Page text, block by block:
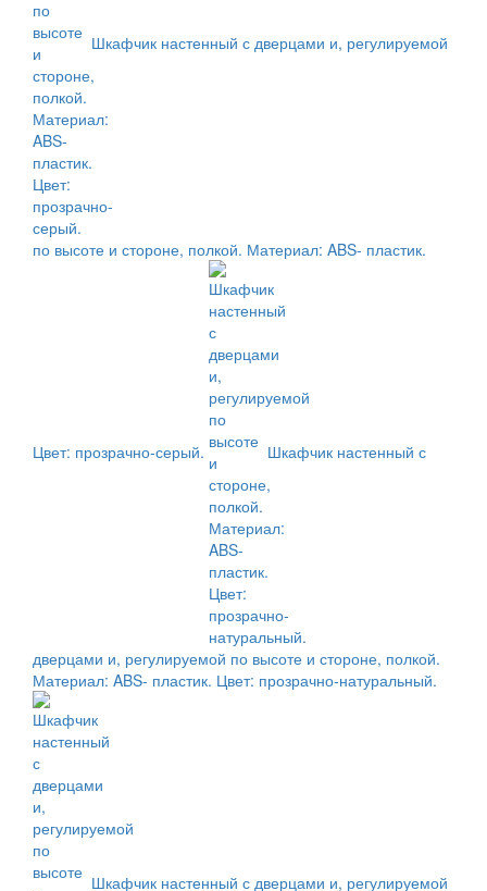
Шкафчик настенный с дверцами и, регулируемой
по высоте и стороне, полкой. Материал: ABS- пластик.
Цвет: прозрачно-серый. Шкафчик настенный с
дверцами и, регулируемой по высоте и стороне, полкой.
Материал: ABS- пластик. Цвет: прозрачно-натуральный.
Шкафчик настенный с дверцами и, регулируемой